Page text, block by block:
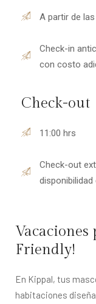
A partir de
Check-in
con costo
Check-out
11:00 hrs
Check-out
Vacaciones
Friendly!
En Kippal, tus
habitaciones